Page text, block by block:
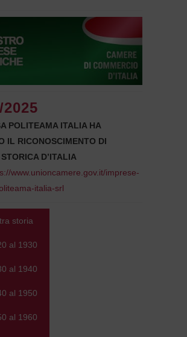
2025
POLITEAMA ITALIA HA
IL RICONOSCIMENTO DI
D’ITALIA
www.unioncamere.gov.it/imprese-
italia-srl
storia
al 1930
al 1940
al 1950
al 1960